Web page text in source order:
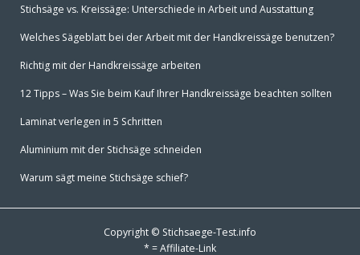
Stichsäge vs. Kreissäge: Unterschiede in Arbeit und Ausstattung
Welches Sägeblatt bei der Arbeit mit der Handkreissäge benutzen?
Richtig mit der Handkreissäge arbeiten
12 Tipps – Was Sie beim Kauf Ihrer Handkreissäge beachten sollten
Laminat verlegen in 5 Schritten
Aluminium mit der Stichsäge schneiden
Warum sägt meine Stichsäge schief?
Copyright © Stichsaege-Test.info
* = Affiliate-Link